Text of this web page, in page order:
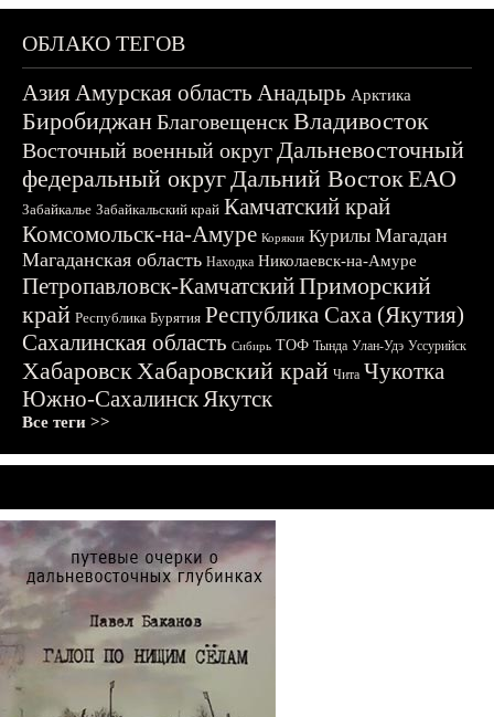
ОБЛАКО ТЕГОВ
АзияАмурская область Анадырь Арктика
БиробиджанБлаговещенскВладивосток
Восточный военный округДальневосточный
федеральный округДальний ВостокЕАО
Забайкалье Забайкальский край Камчатский край
Комсомольск-на-Амуре Корякия Курилы Магадан
Магаданская область Находка Николаевск-на-Амуре
Петропавловск-КамчатскийПриморский
край Республика Бурятия Республика Саха (Якутия)
Сахалинская область Сибирь ТОФ Тында Улан-Удэ Уссурийск
ХабаровскХабаровский край Чита Чукотка
Южно-СахалинскЯкутск
Все теги >>